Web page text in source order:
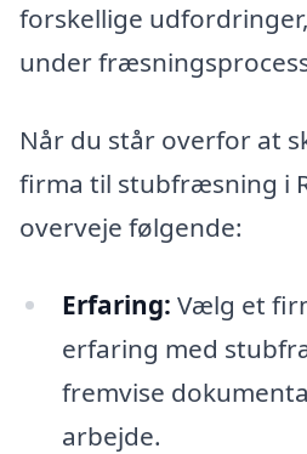
forskellige
under
Når du står overfor at
firma til stubfræsning i
overveje følgende:
Erfaring: Vælg et
erfaring med
fremvise
arbejde.